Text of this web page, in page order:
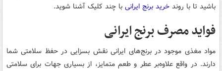
باشید تا با روند خرید برنج ایرانی با چند کلیک آشنا شوید.
فواید مصرف برنج ایرانی
مواد مغذی موجود در برنج‌های ایرانی نقش بسزایی در حفظ سلامتی شما
دارند. در واقع علاوه‌بر عطر و طعم متمایز، از بسیاری جهات برای سلامتی